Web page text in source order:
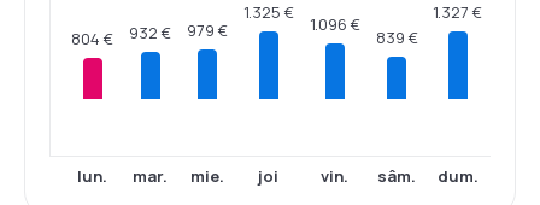
804 €
lun.
932 €
mar.
979 €
mie.
1.325 €
joi
1.096 €
vin.
839 €
sâm.
1.327 €
dum.